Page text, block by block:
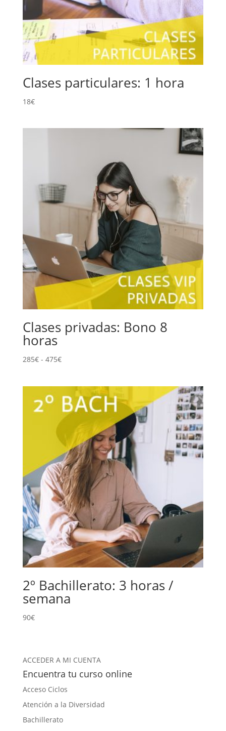
Clases particulares: 1 hora
18€
Clases privadas: Bono 8
horas
285€ - 475€Rango
desde
285€
hasta
475€
2º Bachillerato: 3 horas /
semana
90€
ACCEDER A MI CUENTA
Encuentra tu curso online
Acceso Ciclos
Atención a la Diversidad
Bachillerato